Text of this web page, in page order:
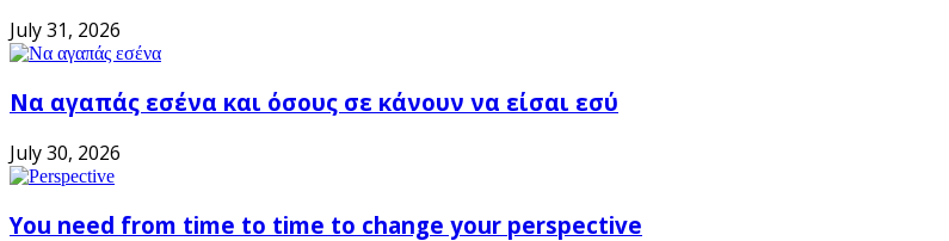
July 31, 2026
Να αγαπάς εσένα και όσους σε κάνουν να είσαι εσύ
July 30, 2026
You need from time to time to change your perspective